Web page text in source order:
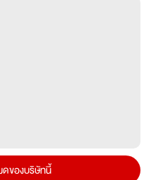
ดของบริษัทนี้